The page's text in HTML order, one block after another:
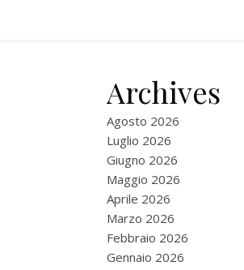
Archives
Agosto 2026
Luglio 2026
Giugno 2026
Maggio 2026
Aprile 2026
Marzo 2026
Febbraio 2026
Gennaio 2026